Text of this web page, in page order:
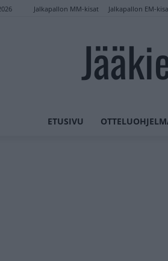
Jalkapallon MM-kisat Jalkapallon EM-
ETUSIVU